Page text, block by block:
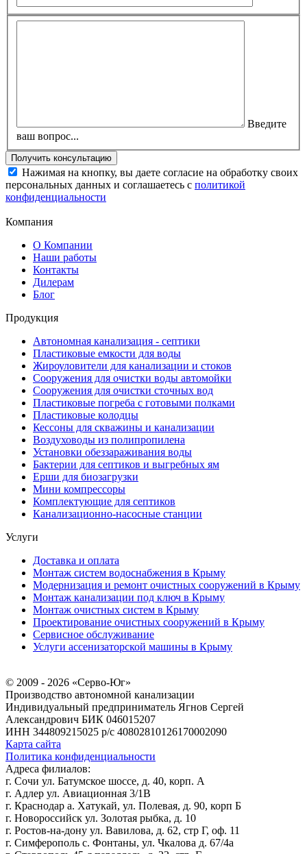
Введите
ваш вопрос...
Нажимая на кнопку, вы даете согласие на обработку своих
персональных данных и соглашаетесь с политикой
конфиденциальности
Компания
О Компании
Наши работы
Контакты
Дилерам
Блог
Продукция
Автономная канализация - септики
Пластиковые емкости для воды
Жироуловители для канализации и стоков
Сооружения для очистки воды автомойки
Сооружения для очистки сточных вод
Пластиковые погреба с готовыми полками
Пластиковые колодцы
Кессоны для скважины и канализации
Воздуховоды из полипропилена
Установки обеззараживания воды
Бактерии для септиков и выгребных ям
Ерши для биозагрузки
Мини компрессоры
Комплектующие для септиков
Канализационно-насосные станции
Услуги
Доставка и оплата
Монтаж систем водоснабжения в Крыму
Модернизация и ремонт очистных сооружений в Крыму
Монтаж канализации под ключ в Крыму
Монтаж очистных систем в Крыму
Проектирование очистных сооружений в Крыму
Сервисное обслуживание
Услуги ассенизаторской машины в Крыму
© 2009 - 2026 «Серво-Юг»
Производство автономной канализации
Индивидуальный предприниматель Ягнов Сергей
Александрович БИК 046015207
ИНН 344809215025 р/с 40802810126170002090
Карта сайта
Политика конфиденциальности
Адреса филиалов:
г. Сочи ул. Батумское шоссе, д. 40, корп. А
г. Адлер ул. Авиационная 3/1В
г. Краснодар а. Хатукай, ул. Полевая, д. 90, корп Б
г. Новороссийск ул. Золотая рыбка, д. 10
г. Ростов-на-дону ул. Вавилова, д. 62, стр Г, оф. 11
г. Симферополь с. Фонтаны, ул. Чкалова д. 67/4а